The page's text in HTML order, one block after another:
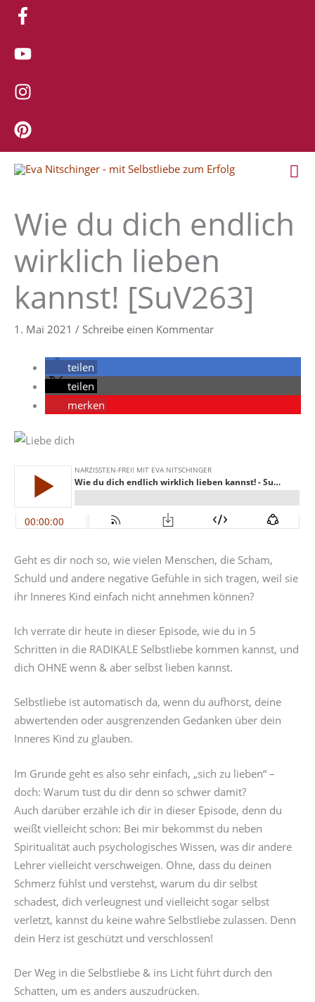
Zum
Inhalt
springen
Wie du dich endlich
wirklich lieben
kannst! [SuV263]
1. Mai 2021 / Schreibe einen Kommentar
teilen
teilen
merken
Geht es dir noch so, wie vielen Menschen, die Scham,
Schuld und andere negative Gefühle in sich tragen, weil sie
ihr Inneres Kind einfach nicht annehmen können?
Ich verrate dir heute in dieser Episode, wie du in 5
Schritten in die RADIKALE Selbstliebe kommen kannst, und
dich OHNE wenn & aber selbst lieben kannst.
Selbstliebe ist automatisch da, wenn du aufhörst, deine
abwertenden oder ausgrenzenden Gedanken über dein
Inneres Kind zu glauben.
Im Grunde geht es also sehr einfach, „sich zu lieben“ –
doch: Warum tust du dir denn so schwer damit?
Auch darüber erzähle ich dir in dieser Episode, denn du
weißt vielleicht schon: Bei mir bekommst du neben
Spiritualität auch psychologisches Wissen, was dir andere
Lehrer vielleicht verschweigen. Ohne, dass du deinen
Schmerz fühlst und verstehst, warum du dir selbst
schadest, dich verleugnest und vielleicht sogar selbst
verletzt, kannst du keine wahre Selbstliebe zulassen. Denn
dein Herz ist geschützt und verschlossen!
Der Weg in die Selbstliebe & ins Licht führt durch den
Schatten, um es anders auszudrücken.